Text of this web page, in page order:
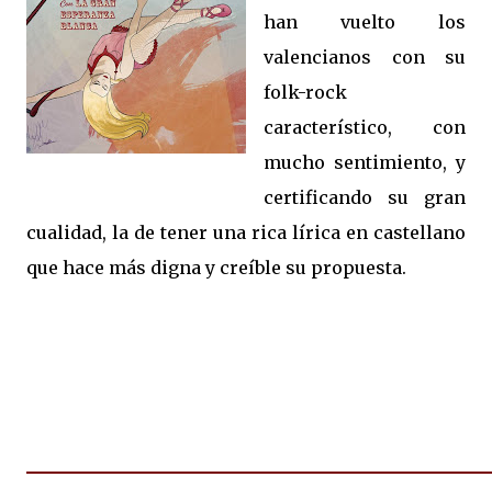
han vuelto los
valencianos con su
folk-rock
característico, con
mucho sentimiento, y
certificando su gran
cualidad, la de tener una rica lírica en castellano
que hace más digna y creíble su propuesta.